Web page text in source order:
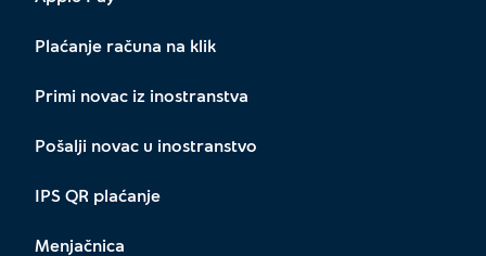
Plaćanje računa na klik
Primi novac iz inostranstva
Pošalji novac u inostranstvo
IPS QR plaćanje
Menjačnica